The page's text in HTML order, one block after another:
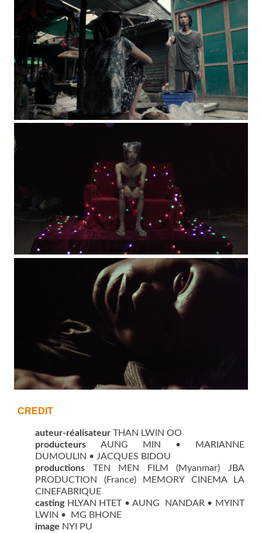
©Jbaproduction
CREDIT
auteur-réalisateur THAN LWIN OO
producteurs AUNG MIN • MARIANNE
DUMOULIN • JACQUES BIDOU
productions TEN MEN FILM (Myanmar) JBA
PRODUCTION (France) MEMORY CINEMA LA
CINEFABRIQUE
casting HLYAN HTET • AUNG NANDAR • MYINT
LWIN • MG BHONE
image NYI PU